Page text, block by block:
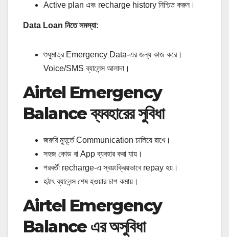
Active plan এবং recharge history নিশ্চিত করুন।
Data Loan নিতে সমস্যা:
শুধুমাত্র Emergency Data‑এর জন্য কাজ করে।
Voice/SMS ব্যালেন্স আলাদা।
Airtel Emergency
Balance ব্যবহারের সুবিধা
জরুরি মুহূর্তে Communication চালিয়ে রাখে।
সহজ কোড বা App ব্যবহার করা যায়।
পরবর্তী recharge‑এ স্বয়ংক্রিয়ভাবে repay হয়।
হঠাৎ ব্যালেন্স শেষ হওয়ার চাপ কমায়।
Airtel Emergency
Balance এর অসুবিধা